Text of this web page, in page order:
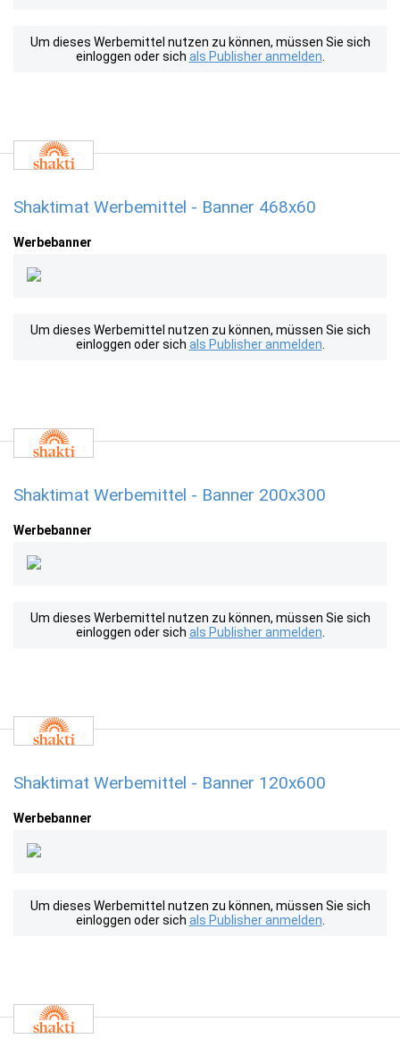
Um dieses Werbemittel nutzen zu können, müssen Sie sich
einloggen oder sich als Publisher anmelden
Shaktimat Werbemittel - Banner 468x60
Werbebanner
Um dieses Werbemittel nutzen zu können, müssen Sie sich
einloggen oder sich als Publisher anmelden
Shaktimat Werbemittel - Banner 200x300
Werbebanner
Um dieses Werbemittel nutzen zu können, müssen Sie sich
einloggen oder sich als Publisher anmelden
Shaktimat Werbemittel - Banner 120x600
Werbebanner
Um dieses Werbemittel nutzen zu können, müssen Sie sich
einloggen oder sich als Publisher anmelden